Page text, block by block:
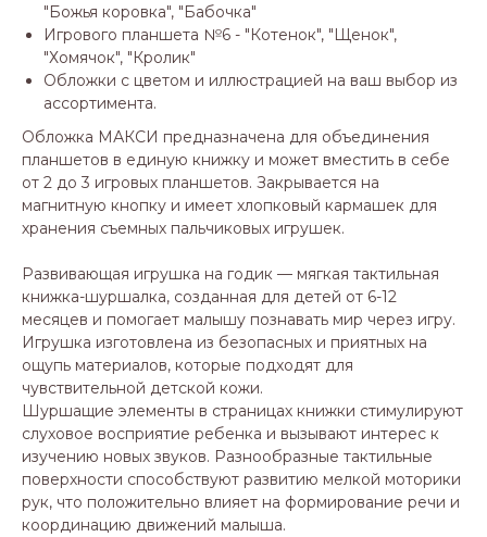
"Божья коровка", "Бабочка"
Игрового планшета №6 - "Котенок", "Щенок",
"Хомячок", "Кролик"
Обложки с цветом и иллюстрацией на ваш выбор из
ассортимента.
Обложка МАКСИ предназначена для объединения
планшетов в единую книжку и может вместить в себе
от 2 до 3 игровых планшетов. Закрывается на
магнитную кнопку и имеет хлопковый кармашек для
хранения съемных пальчиковых игрушек.
Развивающая игрушка на годик — мягкая тактильная
книжка-шуршалка, созданная для детей от 6-12
месяцев и помогает малышу познавать мир через игру.
Игрушка изготовлена из безопасных и приятных на
ощупь материалов, которые подходят для
чувствительной детской кожи.
Шуршащие элементы в страницах книжки стимулируют
слуховое восприятие ребенка и вызывают интерес к
изучению новых звуков. Разнообразные тактильные
поверхности способствуют развитию мелкой моторики
рук, что положительно влияет на формирование речи и
координацию движений малыша.